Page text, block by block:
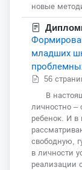
новые
младших
56
В
личностно –
ребенок. И в
свободную,
в личности
реализации